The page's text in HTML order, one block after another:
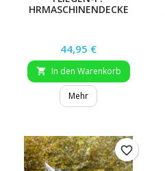
HRMASCHINENDECKE
Preis
44,95 €
 In den Warenkorb
Mehr
favorite_border